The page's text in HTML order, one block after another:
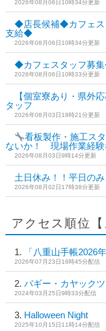
2026年08月06日10時34分更新
◆店長候補◆カフェ
支給◆
2026年08月06日10時34分更新
◆カフェスタッフ募
2026年08月06日10時33分更新
【個室寮あり・県外
タッフ
2026年08月03日18時21分更新
看板製作・施工ス
ないか！ 現場作業経験
2026年08月03日9時14分更新
土日休み！！平日の
2026年08月02日17時38分更新
アクセス順位【
「八重山手帳2026
2026年07月23日16時45分配信
バギー・カヤック
2024年03月25日9時33分配信
Halloween Night
2025年10月15日11時14分配信